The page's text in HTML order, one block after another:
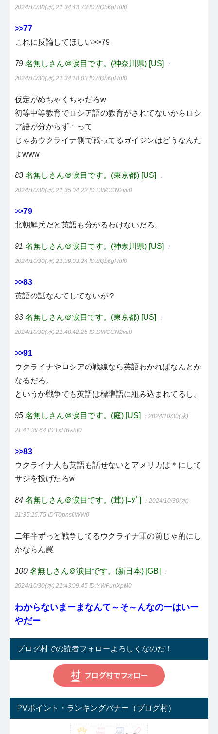
2024/10/30(水) 21:34:43.73 ID:8Qb6gHdI0
>>77
これに反論してほしい>>79
79 名無しさん＠涙目です。(神奈川県) [US] ：
2024/10/30(水) 21:34:18.03 ID:8Qb6gHdI0
仮定がめちゃくちゃだろw
初等中等教育でロシア語の教育がされてないからロシ
ア語が分からず＊って
じゃあウクライナ側で戦ってるガイジンはどうなんだ
よwww
83 名無しさん＠涙目です。(東京都) [US] ：
2024/10/30(水) 21:35:04.22 ID:DWCCN2vu0
>>79
北朝鮮兵だと英語も分かるわけないだろ。
91 名無しさん＠涙目です。(神奈川県) [US] ：
2024/10/30(水) 21:39:03.24 ID:8Qb6gHdI0
>>83
英語の話なんてしてないが？
93 名無しさん＠涙目です。(東京都) [US] ：
2024/10/30(水) 21:40:42.25 ID:DWCCN2vu0
>>91
ウクライナやロシアの戦線なら英語わかればなんとか
なるだろ。
というか戦争でも英語は標準語に組み込まれてるし。
95 名無しさん＠涙目です。(庭) [US] ：2024/10/30(水)
21:41:39.64 ID:1xH6viht0
>>83
ウクライナ人も英語も話せないとアメリカは＊にして
サジを投げたろw
84 名無しさん＠涙目です。(茸) [ﾆﾀﾞ] ：2024/10/30(水)
21:35:15.75 ID:T0pns6WW0
二年半ずっと戦争してるウクライナ軍の前じゃ的にし
かならん罠
100 名無しさん＠涙目です。(新日本) [GB] ：
2024/10/30(水) 21:43:09.45 ID:YWPunXpM0
わからないまーまなんて～そ～んなのーはいー
やだー
ブログ村での読者フォローよろしくなのだ！
PVポイント・ランキングバナー（ブログ村）